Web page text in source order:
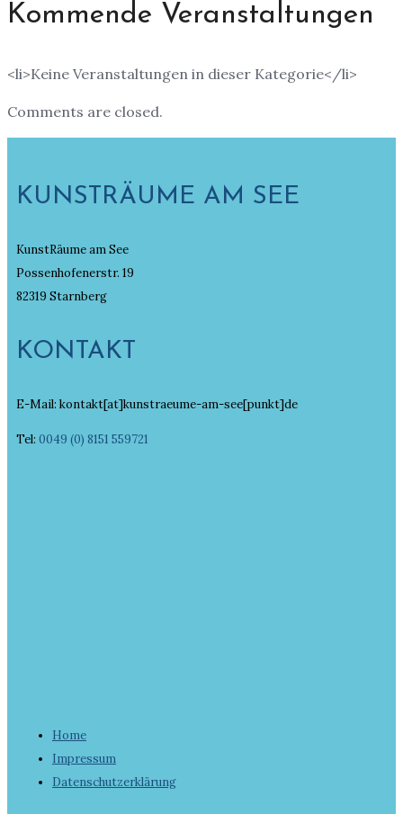
Kommende Veranstaltungen
<li>Keine Veranstaltungen in dieser Kategorie</li>
Comments are closed.
KUNSTRÄUME AM SEE
KunstRäume am See
Possenhofenerstr. 19
82319 Starnberg
KONTAKT
E-Mail: kontakt[at]kunstraeume-am-see[punkt]de
Tel: 0049 (0) 8151 559721
Home
Impressum
Datenschutzerklärung